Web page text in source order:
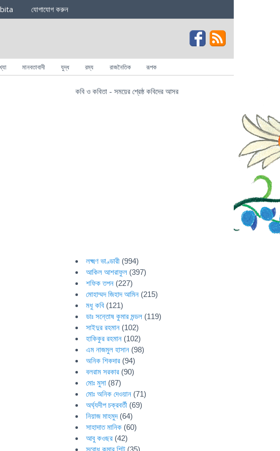
যোগাযোগ করুন
মানবতাবাদী যুদ্ধ রম্য রাজনৈতিক রূপক
কবি ও কবিতা - সময়ের শ্রেষ্ঠ কবিদের আসর
লক্ষ্মণ ভাণ্ডারী (994)
আকিল আশরাফুল (397)
শফিক তপন (227)
মোহাম্মদ জিহাদ আমিন (215)
মধু কবি (121)
ডাঃ সন্তোষ কুমার মন্ডল (119)
সাইদুর রহমান (102)
হাকিকুর রহমান (102)
এম নাজমুল হাসান (98)
অনিক শিকদার (94)
বলরাম সরকার (90)
মোঃ মুসা (87)
মোঃ অনিক দেওয়ান (71)
অর্ঘ্যদীপ চক্রবর্তী (69)
নিয়াজ মাহমুদ(64)
সাহাদাত মানিক (60)
আবু কওছর (42)
সুবোধ কুমার শিট (35)